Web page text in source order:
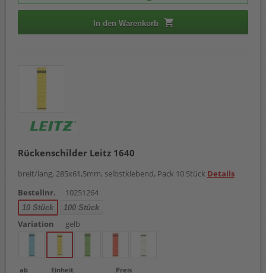
In den Warenkorb
Rückenschilder Leitz 1640
breit/lang, 285x61,5mm, selbstklebend, Pack 10 Stück Details
Bestellnr.
10251264
10 Stück 100 Stück
Variation gelb
ab Einheit
Preis